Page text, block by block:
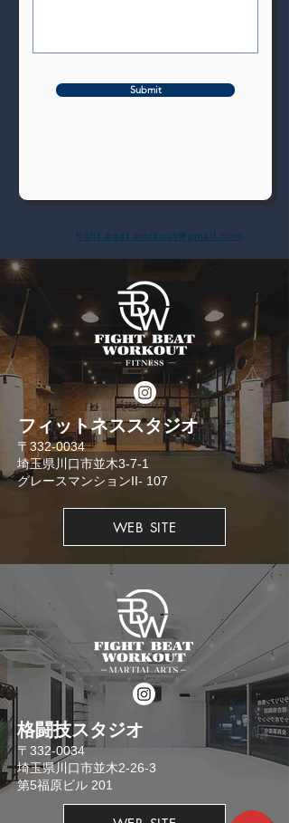
Submit
fight.beat.workout@gmail.com
​フィットネススタジオ
​〒332-0034
埼玉県川口市並木3-7-1
​グレースマンションII- 107
WEB SITE
格闘技スタジオ
​〒332-0034
埼玉県川口市並木2-26-3
​第5福原ビル 201